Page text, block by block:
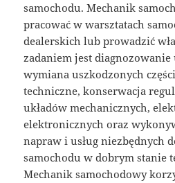
samochodu. Mechanik
pracować w warsztatach
dealerskich lub prowadzić
zadaniem jest
wymiana uszkodzonych
techniczne, konserwacja
układów mechanicznych,
elektronicznych oraz
napraw i usług niezbędnych
samochodu w dobrym stanie
Mechanik samochodowy